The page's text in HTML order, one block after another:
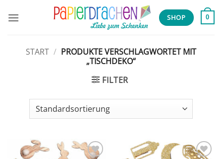
Inhalt
SHOP 0
START / PRODUKTE VERSCHLAGWORTET MIT
„TISCHDEKO“
FILTER